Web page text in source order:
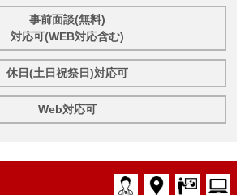
事前面談(無料)
対応可(WEB対応含む)
休日(土日祝祭日)対応可
Web対応可